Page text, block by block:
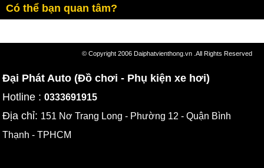
Có thể bạn quan tâm?
© Copyright 2006 Daiphatvienthong.vn .All Rights Reserved
Đại Phát Auto (Đồ chơi - Phụ kiện xe hơi)
Hotline :0333691915
Địa chỉ: 151 Nơ Trang Long - Phường 12 - Quận Bình
Thạnh - TPHCM